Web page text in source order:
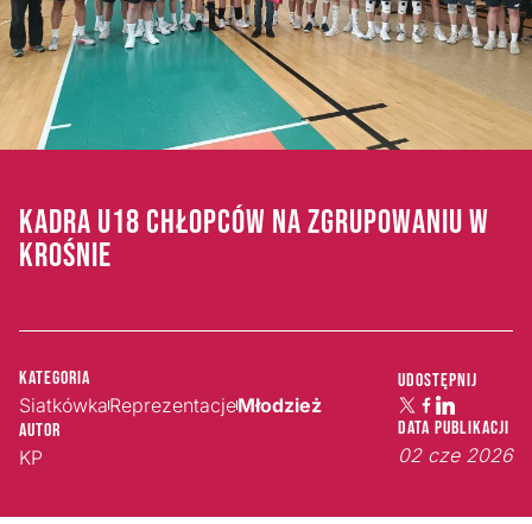
KADRA U18 CHŁOPCÓW NA ZGRUPOWANIU W
KROŚNIE
Kategoria
SiatkówkaReprezentacjeMłodzież
Autor
KP
Udostępnij
Data publikacji
02 cze 2026